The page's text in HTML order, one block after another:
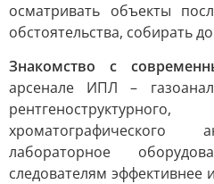
осматривать объекты
обстоятельства, собирать
Знакомство с
арсенале ИПЛ –
рентгеноструктурного,
лабораторное
следователям эффективнее